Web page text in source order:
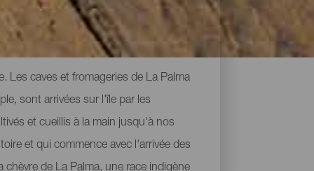
Les caves et fromageries de La Palma
sont arrivées sur l'île par les
et cueillis à la main jusqu'à nos
et qui commence avec l'arrivée des
de La Palma, une race indigène